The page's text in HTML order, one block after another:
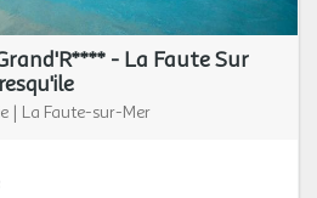
- La Faute Sur
| La Faute-sur-Mer